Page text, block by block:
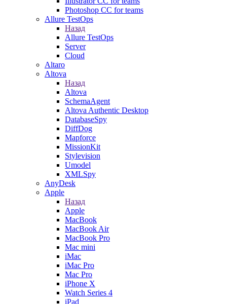
Photoshop CC for teams
Allure TestOps
Назад
Allure TestOps
Server
Cloud
Altaro
Altova
Назад
Altova
SchemaAgent
Altova Authentic Desktop
DatabaseSpy
DiffDog
Mapforce
MissionKit
Stylevision
Umodel
XMLSpy
AnyDesk
Apple
Назад
Apple
MacBook
MacBook Air
MacBook Pro
Mac mini
iMac
iMac Pro
Mac Pro
iPhone X
Watch Series 4
iPad